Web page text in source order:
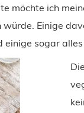
möchte ich
würde. Einige
einige sogar